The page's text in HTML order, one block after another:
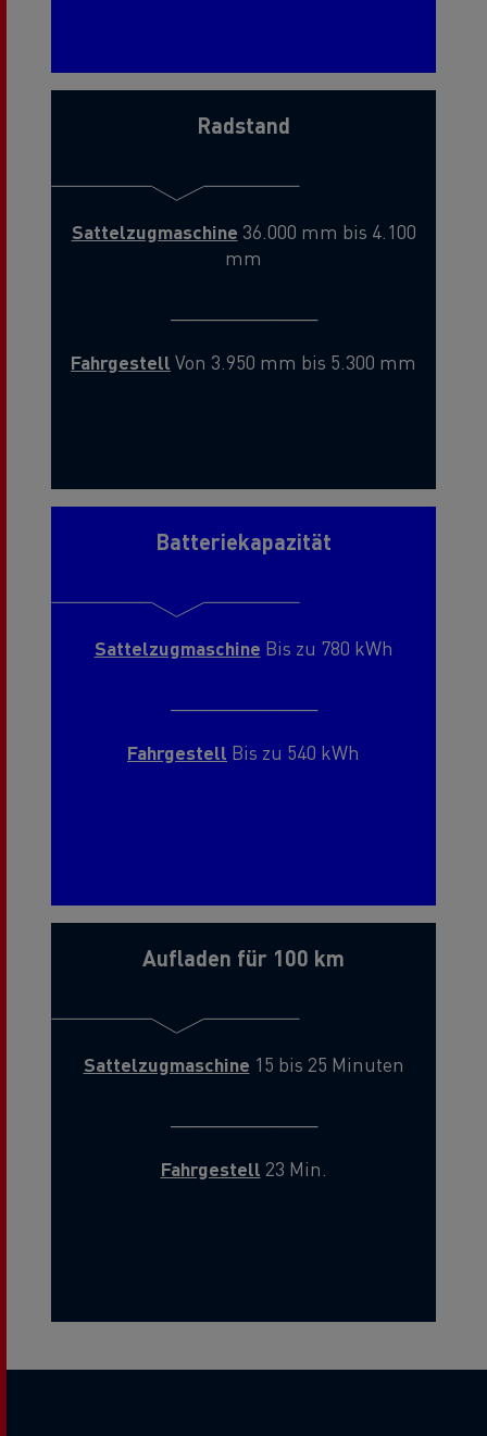
Radstand
Sattelzugmaschine 36.000 mm bis 4.100
mm
Fahrgestell Von 3.950 mm bis 5.300 mm
Batteriekapazität
Sattelzugmaschine Bis zu 780 kWh
Fahrgestell Bis zu 540 kWh
Aufladen für 100 km
Sattelzugmaschine 15 bis 25 Minuten
Fahrgestell 23 Min.